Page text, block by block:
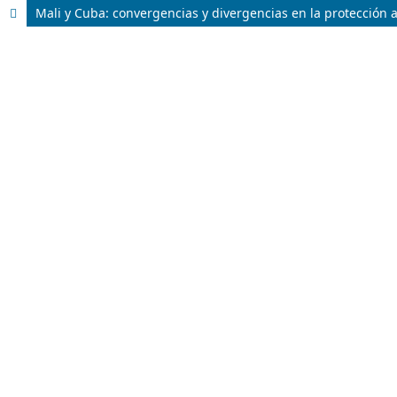
Mali y Cuba: convergencias y divergencias en la protección